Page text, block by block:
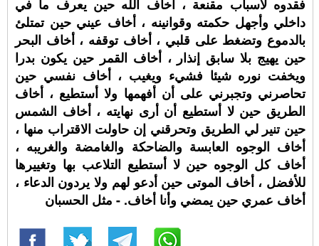
فقدوه لأسباب مقنعة ، أخاف الله حين يعرف ما في
داخلي وأجهل حكمته وقوانينه ، أخاف عيني حين تمتلئ
بالدموع وتضغط على قلبي ، أخاف توقفه ، أخاف البحر
حين يهيج بلا سابق إنذار ، أخاف القمر حين يكون بدرا
ويخفت نوره شيئا فشيء ويغيب ، أخاف نفسي حين
تحاصرني وتجبرني على أن أفهمها ولا أستطيع ، أخاف
الطريق حين لا أستطيع أن أرى نهايته ، أخاف الشمس
حين تنير لي الطريق وتحرقني إن حاولت الاقتراب منها ،
أخاف الوجوه العابسة والضاحكة والغامضة والغريبه ،
أخاف كل الوجوه حين لا أستطيع التلاعب بها وتغييرها
للأفضل ، أخاف الموتى حين أدعو لهم ولا يردون الدعاء ،
أخاف عمري حين يمضي وأنا أخاف. - مثل الحسبان